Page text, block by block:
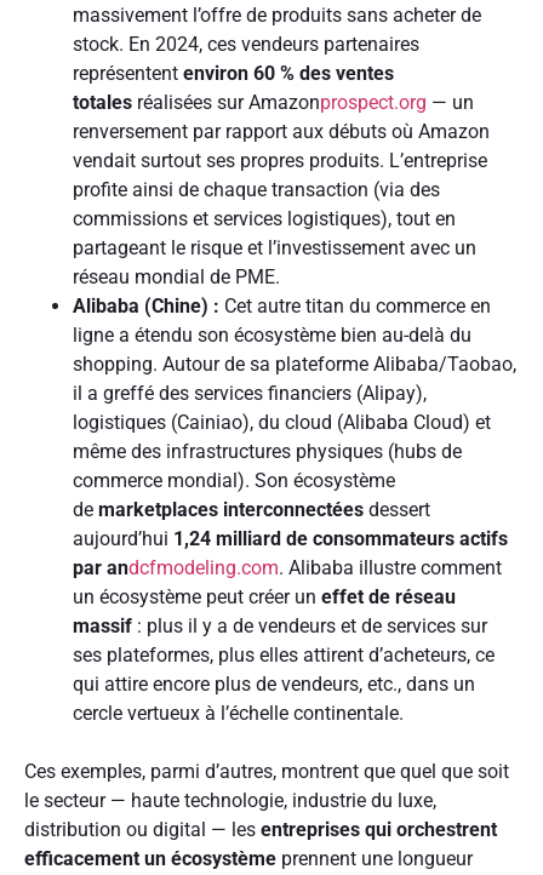
massivement l’offre de produits sans acheter de
stock. En 2024, ces vendeurs partenaires
représentent environ 60 % des ventes
totales réalisées sur Amazonprospect.org — un
renversement par rapport aux débuts où Amazon
vendait surtout ses propres produits. L’entreprise
profite ainsi de chaque transaction (via des
commissions et services logistiques), tout en
partageant le risque et l’investissement avec un
réseau mondial de PME.
Alibaba (Chine) : Cet autre titan du commerce en
ligne a étendu son écosystème bien au-delà du
shopping. Autour de sa plateforme Alibaba/Taobao,
il a greffé des services financiers (Alipay),
logistiques (Cainiao), du cloud (Alibaba Cloud) et
même des infrastructures physiques (hubs de
commerce mondial). Son écosystème
de marketplaces interconnectées dessert
aujourd’hui 1,24 milliard de consommateurs actifs
par andcfmodeling.com. Alibaba illustre comment
un écosystème peut créer un effet de réseau
massif : plus il y a de vendeurs et de services sur
ses plateformes, plus elles attirent d’acheteurs, ce
qui attire encore plus de vendeurs, etc., dans un
cercle vertueux à l’échelle continentale.
Ces exemples, parmi d’autres, montrent que quel que soit
le secteur — haute technologie, industrie du luxe,
distribution ou digital — les entreprises qui orchestrent
efficacement un écosystème prennent une longueur